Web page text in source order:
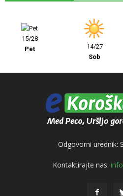
15/28
Pet
14/27
Sob
Odgovorni urednik:
Kontaktirajte nas: